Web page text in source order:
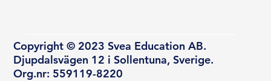
Copyright © 2023 Svea Education AB.
Djupdalsvägen 12 i Sollentuna, Sverige.
Org.nr: 559119-8220